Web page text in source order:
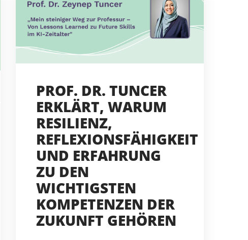
PROF. DR. TUNCER
ERKLÄRT, WARUM
RESILIENZ,
REFLEXIONSFÄHIGKEIT
UND ERFAHRUNG
ZU DEN
WICHTIGSTEN
KOMPETENZEN DER
ZUKUNFT GEHÖREN